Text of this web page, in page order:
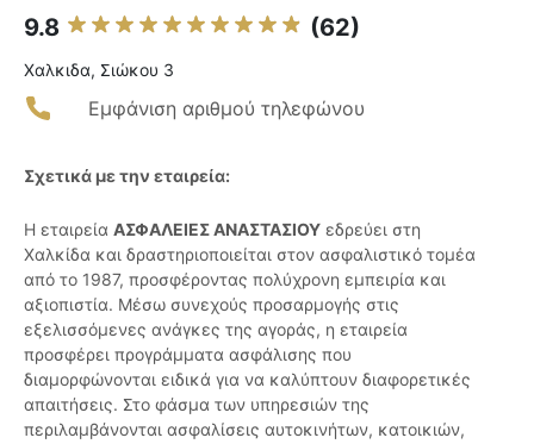
9.8 (62)
Χαλκιδα, Σιώκου 3
Εμφάνιση αριθμού τηλεφώνου
Σχετικά με την εταιρεία:
Η εταιρεία ΑΣΦΑΛΕΙΕΣ ΑΝΑΣΤΑΣΙΟΥ εδρεύει στη
Χαλκίδα και δραστηριοποιείται στον ασφαλιστικό τομέα
από το 1987, προσφέροντας πολύχρονη εμπειρία και
αξιοπιστία. Μέσω συνεχούς προσαρμογής στις
εξελισσόμενες ανάγκες της αγοράς, η εταιρεία
προσφέρει προγράμματα ασφάλισης που
διαμορφώνονται ειδικά για να καλύπτουν διαφορετικές
απαιτήσεις. Στο φάσμα των υπηρεσιών της
περιλαμβάνονται ασφαλίσεις αυτοκινήτων, κατοικιών,